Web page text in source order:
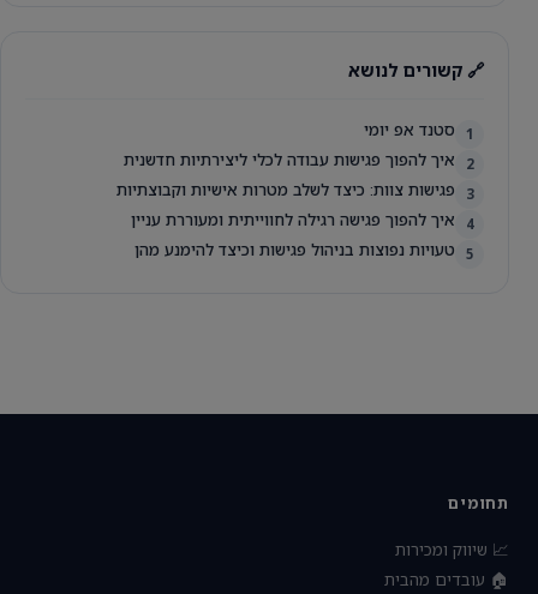
🔗 קשורים לנושא
1 סטנד אפ יומי
2 איך להפוך פגישות עבודה לכלי ליצירתיות חדשנית
3 פגישות צוות: כיצד לשלב מטרות אישיות וקבוצתיות
4 איך להפוך פגישה רגילה לחווייתית ומעוררת עניין
5 טעויות נפוצות בניהול פגישות וכיצד להימנע מהן
תחומים
📈 שיווק ומכירות
🏠 עובדים מהבית